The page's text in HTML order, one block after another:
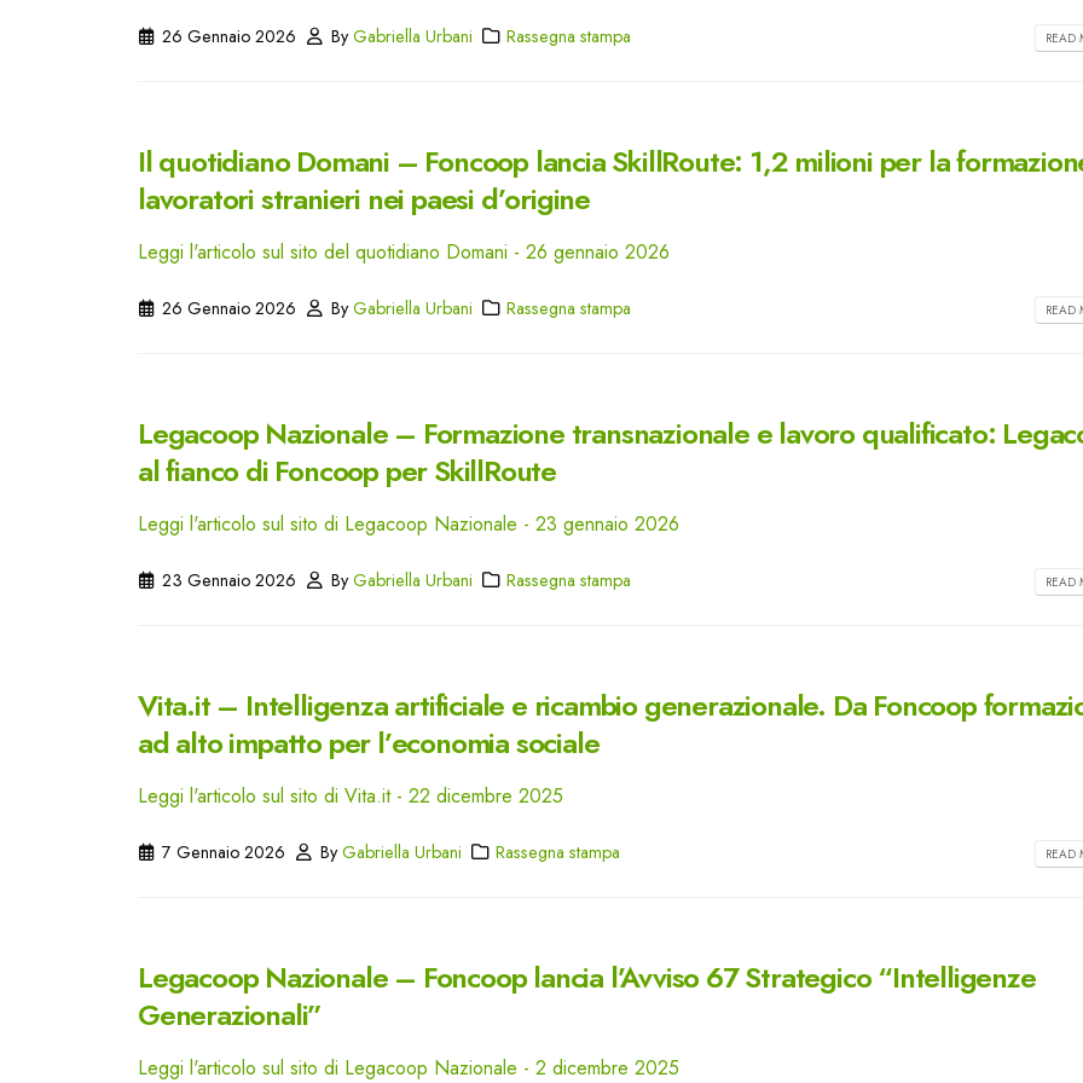
26 Gennaio 2026 ByGabriella Urbani Rassegna stampa READ
Il quotidiano Domani – Foncoop lancia SkillRoute: 1,2 milioni per la
lavoratori stranieri nei paesi d’origine
Leggi l'articolo sul sito del quotidiano Domani - 26 gennaio 2026
26 Gennaio 2026 ByGabriella Urbani Rassegna stampa READ
Legacoop Nazionale – Formazione transnazionale e lavoro qualificato:
al fianco di Foncoop per SkillRoute
Leggi l'articolo sul sito di Legacoop Nazionale - 23 gennaio 2026
23 Gennaio 2026 ByGabriella Urbani Rassegna stampa READ
Vita.it – Intelligenza artificiale e ricambio generazionale. Da Foncoop
ad alto impatto per l’economia sociale
Leggi l'articolo sul sito di Vita.it - 22 dicembre 2025
7 Gennaio 2026 ByGabriella Urbani Rassegna stampa READ
Legacoop Nazionale – Foncoop lancia l’Avviso 67 Strategico “Intelligenze
Generazionali”
Leggi l'articolo sul sito di Legacoop Nazionale - 2 dicembre 2025